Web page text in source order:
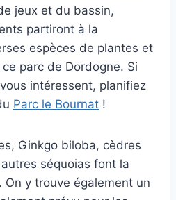
jeux et du bassin,
partiront à la
espèces de plantes et
ce parc de Dordogne. Si
intéressent, planifiez
Parc le Bournat !
Ginkgo biloba, cèdres
séquoias font la
y trouve également un